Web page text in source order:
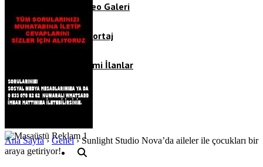
Video Galeri
Röportaj
Resmi İlanlar
Ana Sayfa› Genel›Sunlight Studio Nova’da aileler ile çocukları bir
araya getiriyor!